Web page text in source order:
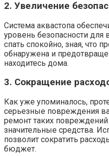
2. Увеличение
Система аквастопа
уровень безопасности
спать спокойно, зная, что
обнаружена и
находитесь дома.
3. Сокращение
Как уже упоминалось,
серьезные повреждения
ремонт таких
значительные средства.
позволит сократить
бюджет.